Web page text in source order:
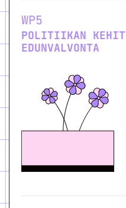
WP5
POLITIIKAN
EDUNVALVONTA